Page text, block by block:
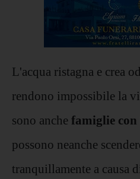
L'acqua ristagna e crea
rendono impossibile la
sono anche famiglie
possono neanche
tranquillamente a causa